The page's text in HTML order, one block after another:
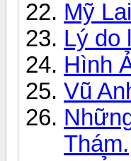
Mỹ Lai
Lý do
Hình
Vũ
Thám.